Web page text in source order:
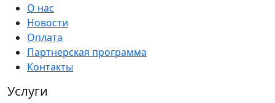
О нас
Новости
Оплата
Партнерская программа
Контакты
Услуги